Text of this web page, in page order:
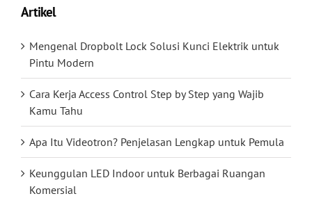
Artikel
Mengenal Dropbolt Lock Solusi Kunci Elektrik untuk
Pintu Modern
Cara Kerja Access Control Step by Step yang Wajib
Kamu Tahu
Apa Itu Videotron? Penjelasan Lengkap untuk Pemula
Keunggulan LED Indoor untuk Berbagai Ruangan
Komersial